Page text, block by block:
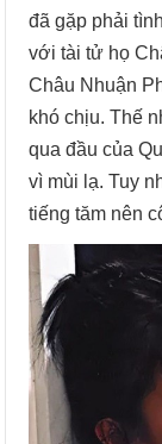
đã gặp phải
với tài tử họ
Châu Nhuận
khó chịu. Thế
qua đầu của
vì mùi lạ. Tuy
tiếng tăm nên